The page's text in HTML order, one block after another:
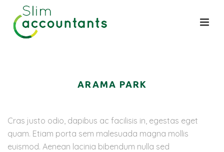
ARAMA PARK
Cras justo odio, dapibus ac facilisis in, egestas eget
quam. Etiam porta sem malesuada magna mollis
euismod. Aenean lacinia bibendum nulla sed